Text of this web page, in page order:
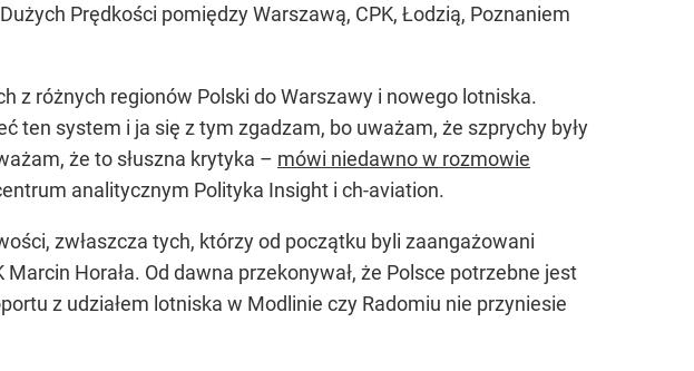
Prędkości pomiędzy Warszawą, CPK, Łodzią, Poznaniem
z różnych regionów Polski do Warszawy i nowego lotniska.
ten system i ja się z tym zgadzam, bo uważam, że szprychy były
że to słuszna krytyka – mówi niedawno w rozmowie
analitycznym Polityka Insight i ch-aviation.
zwłaszcza tych, którzy od początku byli zaangażowani
Horała. Od dawna przekonywał, że Polsce potrzebne jest
z udziałem lotniska w Modlinie czy Radomiu nie przyniesie